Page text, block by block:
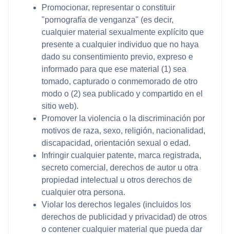
Promocionar, representar o constituir
"pornografía de venganza" (es decir,
cualquier material sexualmente explícito que
presente a cualquier individuo que no haya
dado su consentimiento previo, expreso e
informado para que ese material (1) sea
tomado, capturado o conmemorado de otro
modo o (2) sea publicado y compartido en el
sitio web).
Promover la violencia o la discriminación por
motivos de raza, sexo, religión, nacionalidad,
discapacidad, orientación sexual o edad.
Infringir cualquier patente, marca registrada,
secreto comercial, derechos de autor u otra
propiedad intelectual u otros derechos de
cualquier otra persona.
Violar los derechos legales (incluidos los
derechos de publicidad y privacidad) de otros
o contener cualquier material que pueda dar